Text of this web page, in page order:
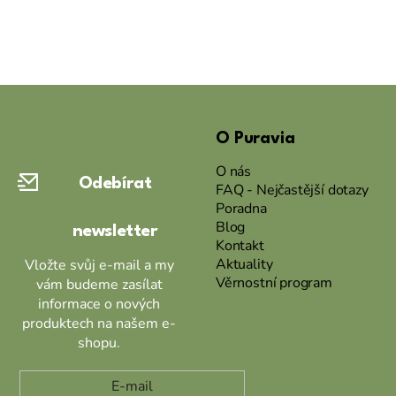
Odebírat
newsletter
Vložte svůj e-mail a my
vám budeme zasílat
informace o nových
produktech na našem e-
shopu.
E-mail
O Puravia
O nás
FAQ - Nejčastější dotazy
Poradna
Blog
Kontakt
Aktuality
Věrnostní program